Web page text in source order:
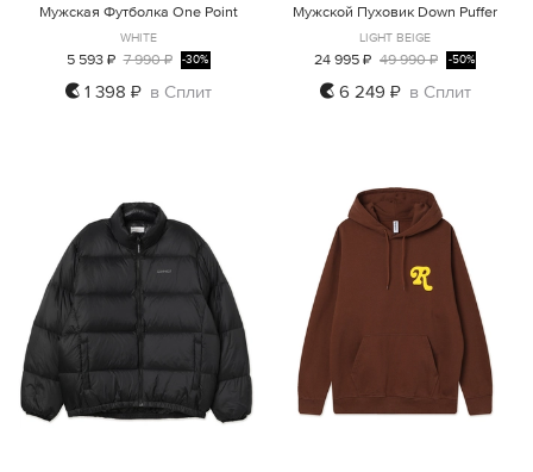
L XXL
Мужская Футболка One Point
WHITE
5 593 ₽ 7 990 ₽ -30%
1 398 ₽ в Сплит S
Мужской Пуховик Down Puffer
LIGHT BEIGE
24 995 ₽ 49 990 ₽ -50%
6 249 ₽ в Сплит